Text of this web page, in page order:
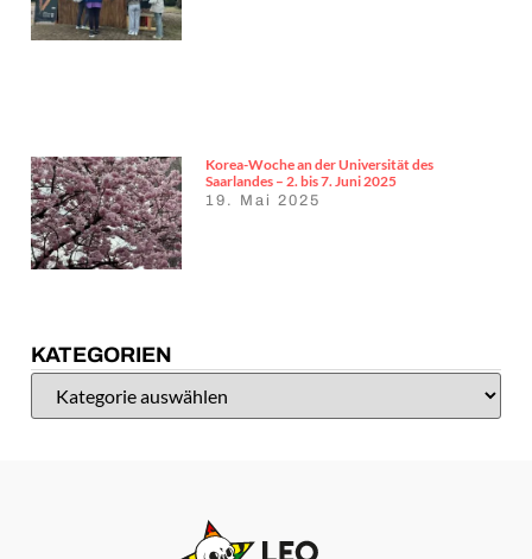
Korea-Woche an der Universität des
Saarlandes – 2. bis 7. Juni 2025
19. Mai 2025
KATEGORIEN